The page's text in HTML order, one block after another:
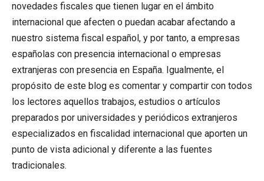
novedades fiscales que tienen lugar en el ámbito
internacional que afecten o puedan acabar afectando a
nuestro sistema fiscal español, y por tanto, a empresas
españolas con presencia internacional o empresas
extranjeras con presencia en España. Igualmente, el
propósito de este blog es comentar y compartir con todos
los lectores aquellos trabajos, estudios o artículos
preparados por universidades y periódicos extranjeros
especializados en fiscalidad internacional que aporten un
punto de vista adicional y diferente a las fuentes
tradicionales.